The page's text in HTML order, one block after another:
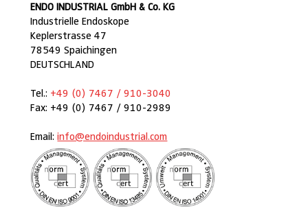
ENDO INDUSTRIAL GmbH & Co. KG
Industrielle Endoskope
Keplerstrasse 47
78549 Spaichingen
DEUTSCHLAND
Tel.: +49 (0) 7467 / 910-3040
Fax: +49 (0) 7467 / 910-2989
Email:info@endoindustrial.com